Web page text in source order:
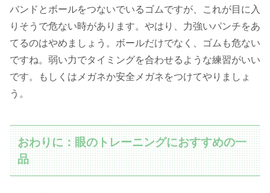
バンドとボールをつないでいるゴムですが、これが目に入
りそうで危ない時があります。やはり、力強いパンチをあ
てるのはやめましょう。ボールだけでなく、ゴムも危ない
ですね。弱い力でタイミングを合わせるような練習がいい
です。もしくはメガネか安全メガネをつけてやりましょ
う。
おわりに：眼のトレーニングにおすすめの一
品